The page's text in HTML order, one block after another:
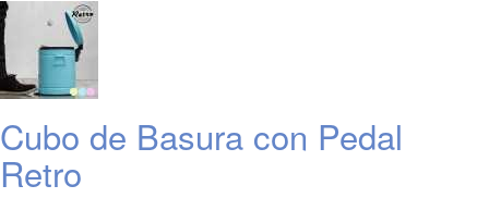
Cubo de Basura con Pedal
Retro